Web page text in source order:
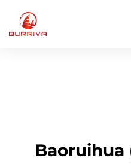
Baoruihua